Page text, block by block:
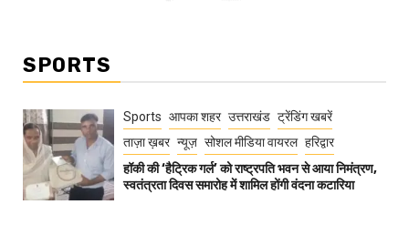
SPORTS
Sports आपका शहर उत्तराखंड ट्रेंडिंग खबरें
ताज़ा ख़बर न्यूज़ सोशल मीडिया वायरल हरिद्वार
हॉकी की ‘हैट्रिक गर्ल’ को राष्ट्रपति भवन से आया निमंत्रण,
स्वतंत्रता दिवस समारोह में शामिल होंगी वंदना कटारिया